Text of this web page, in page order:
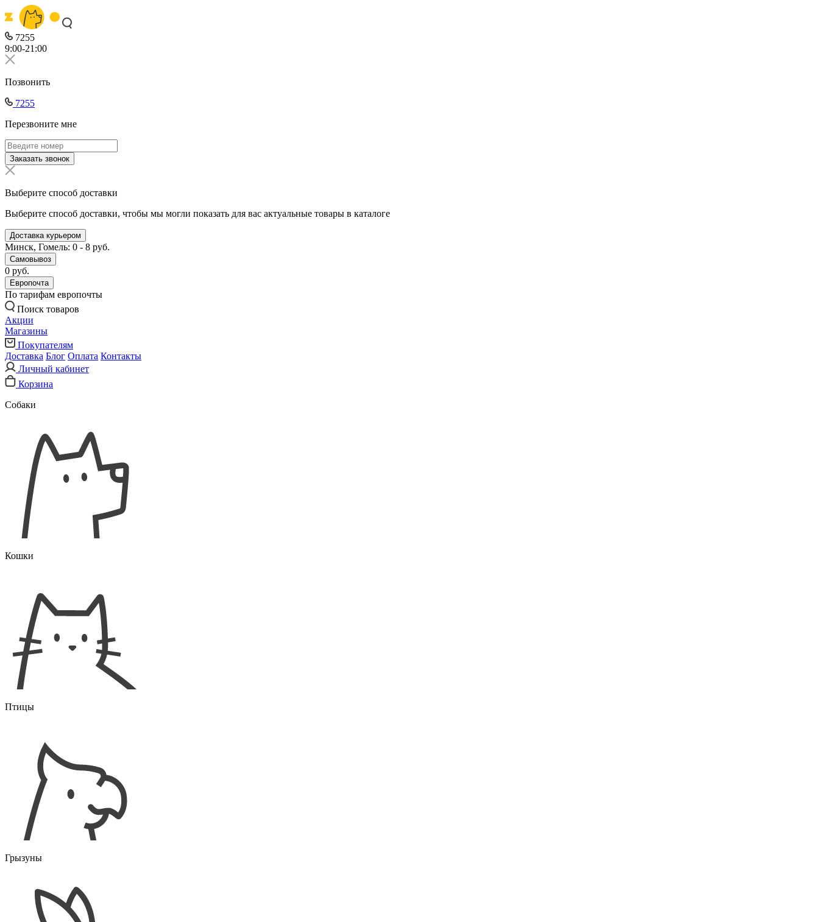
7255
9:00-21:00
Позвонить
7255
Перезвоните мне
Заказать звонок
Выберите способ доставки
Выберите способ доставки, чтобы мы могли показать для вас актуальные товары в каталоге
Доставка курьером
Минск, Гомель: 0 - 8 руб.
Самовывоз
0 руб.
Европочта
По тарифам европочты
Поиск товаров
Акции
Магазины
Покупателям
Доставка Блог Оплата Контакты
Личный кабинет
Корзина
Собаки
Кошки
Птицы
Грызуны